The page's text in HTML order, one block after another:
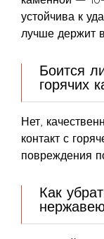
устойчива к
лучше держит
Боится
горячих
Нет,
контакт с
повреждения
Как